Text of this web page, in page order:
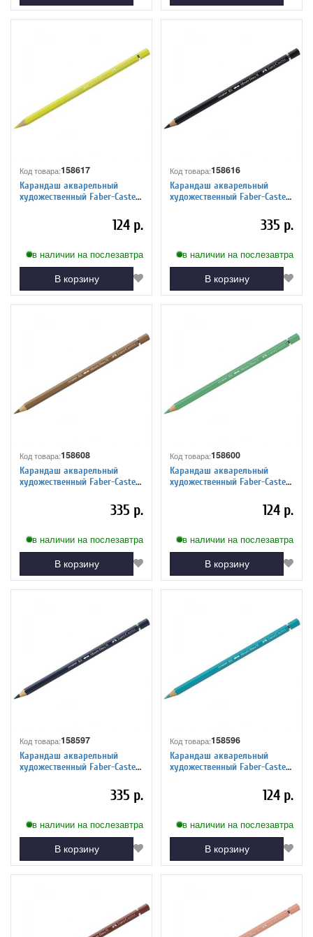
Код товара:158617
Карандаш акварельный
художественный Faber-Castell
кадмиево-лимонный желт.124 р.
в наличии на послезавтра
В корзину
Код товара:158616
Карандаш акварельный
художественный Faber-Castell
335 р.
в наличии на послезавтра
В корзину
Код товара:158608
Карандаш акварельный
художественный Faber-Castell
335 р.
в наличии на послезавтра
В корзину
Код товара:158600
Карандаш акварельный
художественный Faber-Castell
124 р.
в наличии на послезавтра
В корзину
Код товара:158597
Карандаш акварельный
художественный Faber-Castell
335 р.
в наличии на послезавтра
В корзину
Код товара:158596
Карандаш акварельный
художественный Faber-Castell
124 р.
в наличии на послезавтра
В корзину